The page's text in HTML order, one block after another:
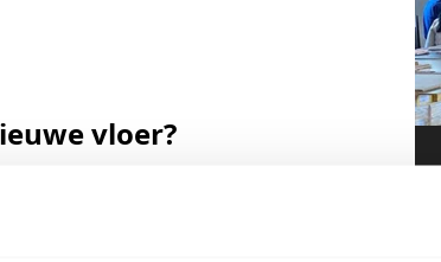
vloer?
meteen in behandeling. Je kunt ook